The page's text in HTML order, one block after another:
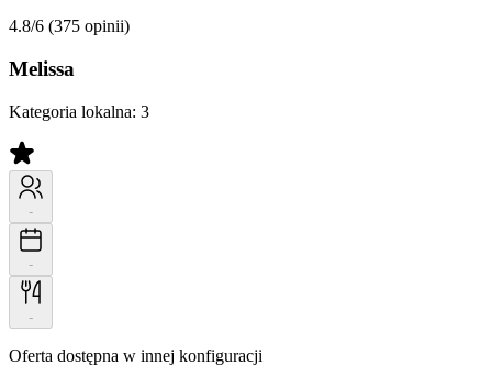
4.8/6 (375 opinii)
Melissa
Kategoria lokalna: 3
-
-
-
Oferta dostępna w innej konfiguracji